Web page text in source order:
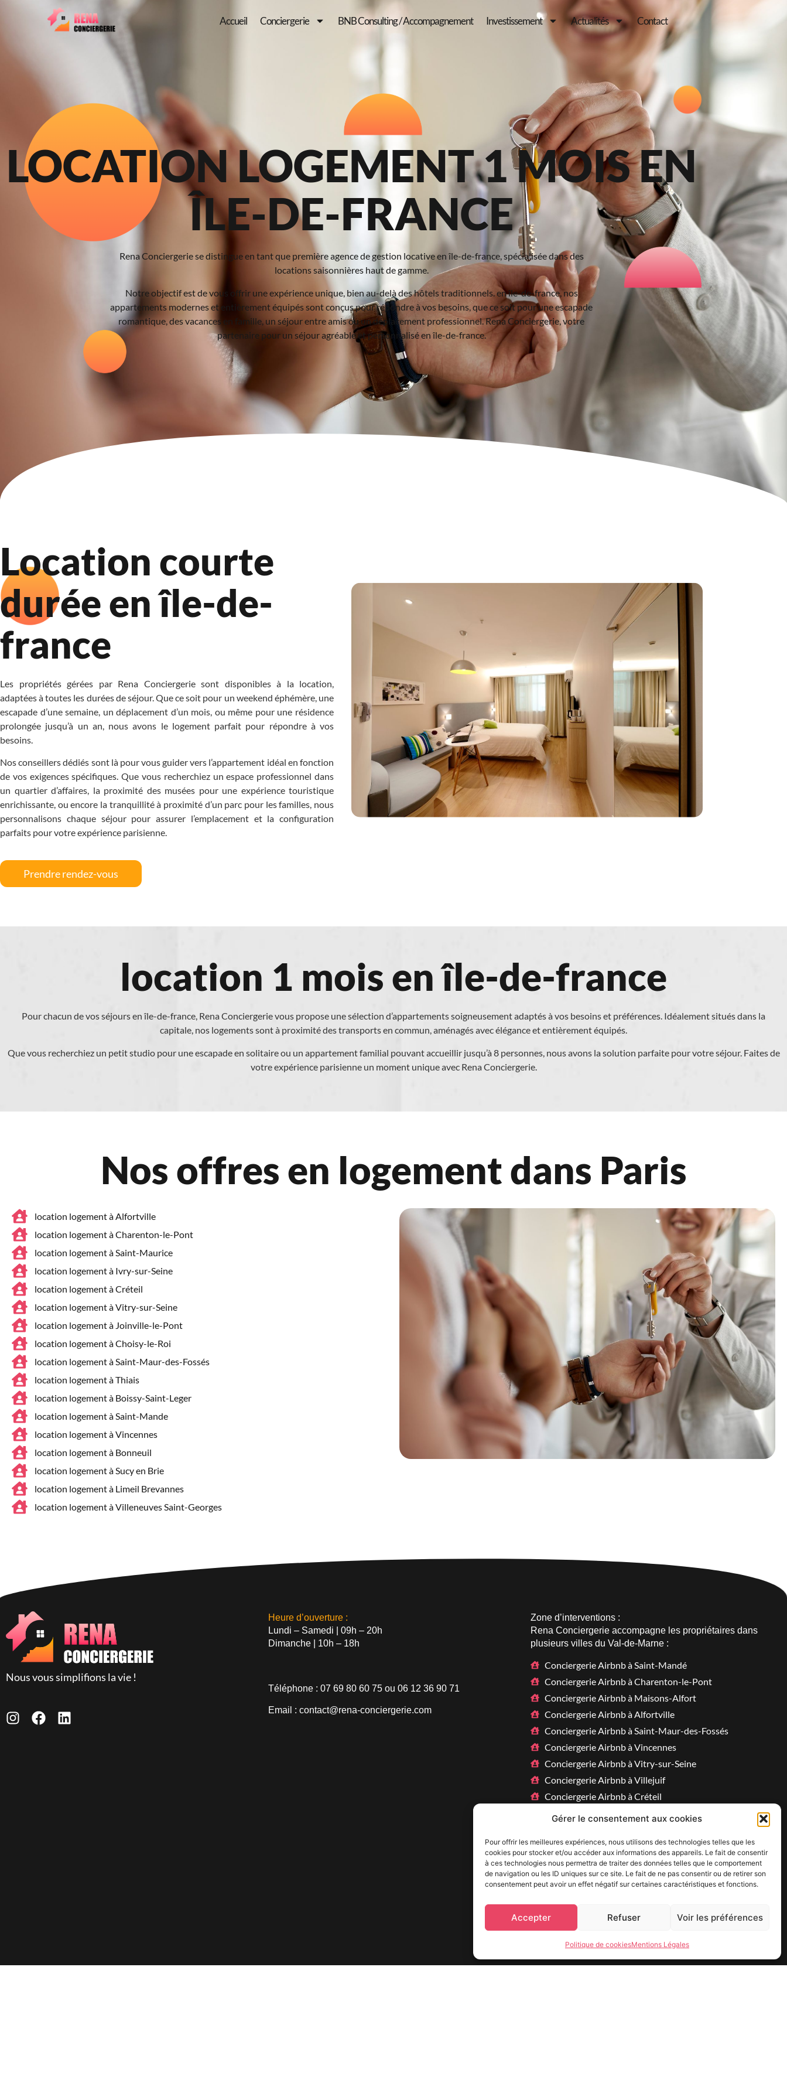
Gérer le consentement aux cookies
Pour offrir les meilleures expériences, nous utilisons des technologies telles que les
cookies pour stocker et/ou accéder aux informations des appareils. Le fait de consentir
à ces technologies nous permettra de traiter des données telles que le comportement
de navigation ou les ID uniques sur ce site. Le fait de ne pas consentir ou de retirer son
consentement peut avoir un effet négatif sur certaines caractéristiques et fonctions.
Accepter Refuser Voir les préférences
Politique de cookiesMentions Légales
Accueil Conciergerie BNB Consulting / Accompagnement Investissement Actualités Contact
LOCATION LOGEMENT 1 MOIS EN
ÎLE-DE-FRANCE
Rena Conciergerie se distingue en tant que première agence de gestion locative en île-de-france, spécialisée dans des
locations saisonnières haut de gamme.
Notre objectif est de vous offrir une expérience unique, bien au-delà des hôtels traditionnels. en île-de-france, nos
appartements modernes et entièrement équipés sont conçus pour répondre à vos besoins, que ce soit pour une escapade
romantique, des vacances en famille, un séjour entre amis ou un déplacement professionnel. Rena Conciergerie, votre
partenaire pour un séjour agréable et personnalisé en île-de-france.
Location courte
durée en île-de-
france
Les propriétés gérées par Rena Conciergerie sont disponibles à la location,
adaptées à toutes les durées de séjour. Que ce soit pour un weekend éphémère, une
escapade d’une semaine, un déplacement d’un mois, ou même pour une résidence
prolongée jusqu’à un an, nous avons le logement parfait pour répondre à vos
besoins.
Nos conseillers dédiés sont là pour vous guider vers l’appartement idéal en fonction
de vos exigences spécifiques. Que vous recherchiez un espace professionnel dans
un quartier d’affaires, la proximité des musées pour une expérience touristique
enrichissante, ou encore la tranquillité à proximité d’un parc pour les familles, nous
personnalisons chaque séjour pour assurer l’emplacement et la configuration
parfaits pour votre expérience parisienne.
Prendre rendez-vous
location 1 mois en île-de-france
Pour chacun de vos séjours en île-de-france, Rena Conciergerie vous propose une sélection d’appartements soigneusement adaptés à vos besoins et préférences. Idéalement situés dans la
capitale, nos logements sont à proximité des transports en commun, aménagés avec élégance et entièrement équipés.
Que vous recherchiez un petit studio pour une escapade en solitaire ou un appartement familial pouvant accueillir jusqu’à 8 personnes, nous avons la solution parfaite pour votre séjour. Faites de
votre expérience parisienne un moment unique avec Rena Conciergerie.
Nos offres en logement dans Paris
location logement à Alfortville
location logement à Charenton-le-Pont
location logement à Saint-Maurice
location logement à Ivry-sur-Seine
location logement à Créteil
location logement à Vitry-sur-Seine
location logement à Joinville-le-Pont
location logement à Choisy-le-Roi
location logement à Saint-Maur-des-Fossés
location logement à Thiais
location logement à Boissy-Saint-Leger
location logement à Saint-Mande
location logement à Vincennes
location logement à Bonneuil
location logement à Sucy en Brie
location logement à Limeil Brevannes
location logement à Villeneuves Saint-Georges
Nous vous simplifions la vie !
Heure d’ouverture :
Lundi – Samedi | 09h – 20h
Dimanche | 10h – 18h
Téléphone : 07 69 80 60 75ou 06 12 36 90 71
Email : contact@rena-conciergerie.com
Zone d’interventions :
Rena Conciergerie accompagne les propriétaires dans
plusieurs villes du Val-de-Marne:
Conciergerie Airbnb à Saint-Mandé
Conciergerie Airbnb à Charenton-le-Pont
Conciergerie Airbnb à Maisons-Alfort
Conciergerie Airbnb à Alfortville
Conciergerie Airbnb à Saint-Maur-des-Fossés
Conciergerie Airbnb à Vincennes
Conciergerie Airbnb à Vitry-sur-Seine
Conciergerie Airbnb à Villejuif
Conciergerie Airbnb à Créteil